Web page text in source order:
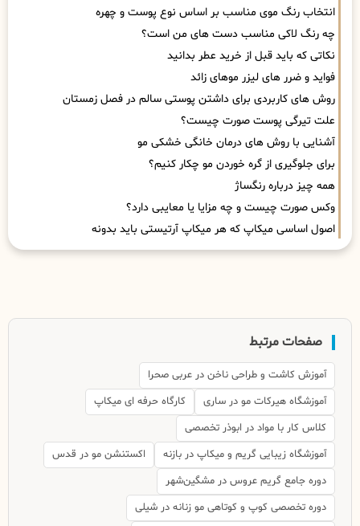
انتخاب رنگ موی مناسب بر اساس نوع پوست و چهره
چه رنگ لاکی مناسب دست های من است؟
نکاتی که باید قبل از خرید عطر بدانید
فواید و ضرر های لیزر موهای زائد
روش های کاربردی برای داشتن پوستی سالم در فصل زمستان
علت تیرگی پوست صورت چیست؟
آشنایی با روش های درمان خانگی خشکی مو
برای جلوگیری از گره خوردن مو چکار کنیم؟
همه چیز درباره رنگساژ
وکس صورت چیست و چه مزایا یا معایبی دارد؟
اصول اساسی میکاپ که هر میکاپ آرتیستی باید بدونه
صفحات مرتبط
آموزش کاشت و طراحی ناخن در عربی صحرا
آموزشگاه هیرکات مو در ساری
کارگاه حرفه ای میکاپ
کلاس کار با مواد در ابوذر تخصصی
آموزشگاه زیبایی گریم و میکاپ در بازنه
اکستنشن مو در قدس
دوره جامع گریم عروس در مشگین‌شهر
دوره تخصصی کوپ و کوتاهی مو زنانه در شیلی